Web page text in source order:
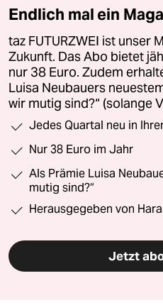
Endlich mal ein
taz FUTURZWEI ist unser
Zukunft. Das Abo bietet
nur 38 Euro. Zudem
Luisa Neubauers
wir mutig sind?“ (solange
Jedes Quartal neu in
Nur 38 Euro im Jahr
Als Prämie Luisa
mutig sind?“
Herausgegeben von
Jetzt